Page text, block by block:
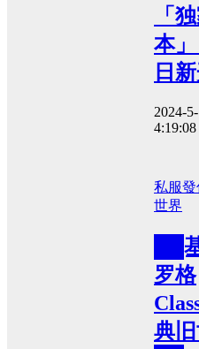
「
本
日新
2024-
4:19:08
私服發
世界
██
罗格
典